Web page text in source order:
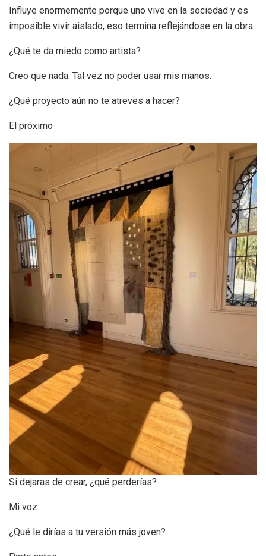
Influye enormemente porque uno vive en la sociedad y es
imposible vivir aislado, eso termina reflejándose en la obra.
¿Qué te da miedo como artista?
Creo que nada. Tal vez no poder usar mis manos.
¿Qué proyecto aún no te atreves a hacer?
El próximo
Si dejaras de crear, ¿qué perderías?
Mi voz.
¿Qué le dirías a tu versión más joven?